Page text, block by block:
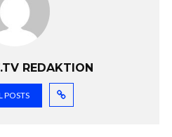
REDAKTION
POSTS